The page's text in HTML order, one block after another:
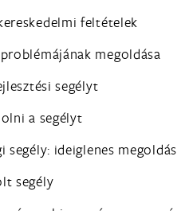
feltételek
megoldása
segélyt
a segélyt
segély: ideiglenes megoldás
segély